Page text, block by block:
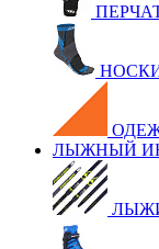
ЛЫЖНЫЙ